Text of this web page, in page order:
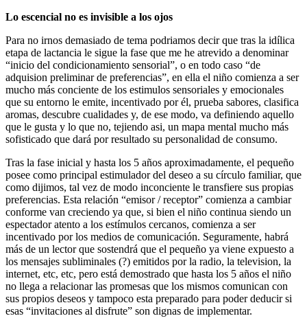
Lo escencial no es invisible a los ojos
Para no irnos demasiado de tema podriamos decir que tras la idílica
etapa de lactancia le sigue la fase que me he atrevido a denominar
“inicio del condicionamiento sensorial”, o en todo caso “de
adquision preliminar de preferencias”, en ella el niño comienza a ser
mucho más conciente de los estimulos sensoriales y emocionales
que su entorno le emite, incentivado por él, prueba sabores, clasifica
aromas, descubre cualidades y, de ese modo, va definiendo aquello
que le gusta y lo que no, tejiendo asi, un mapa mental mucho más
sofisticado que dará por resultado su personalidad de consumo.
Tras la fase inicial y hasta los 5 años aproximadamente, el pequeño
posee como principal estimulador del deseo a su círculo familiar, que
como dijimos, tal vez de modo inconciente le transfiere sus propias
preferencias. Esta relación “emisor / receptor” comienza a cambiar
conforme van creciendo ya que, si bien el niño continua siendo un
espectador atento a los estímulos cercanos, comienza a ser
incentivado por los medios de comunicación. Seguramente, habrá
más de un lector que sostendrá que el pequeño ya viene expuesto a
los mensajes subliminales (?) emitidos por la radio, la television, la
internet, etc, etc, pero está demostrado que hasta los 5 años el niño
no llega a relacionar las promesas que los mismos comunican con
sus propios deseos y tampoco esta preparado para poder deducir si
esas “invitaciones al disfrute” son dignas de implementar.